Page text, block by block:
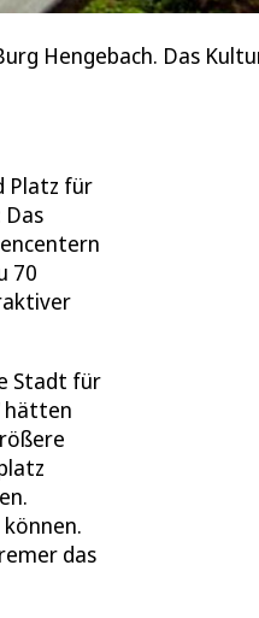
Hengebach. Das
Platz für
70
Stadt für
hätten
das